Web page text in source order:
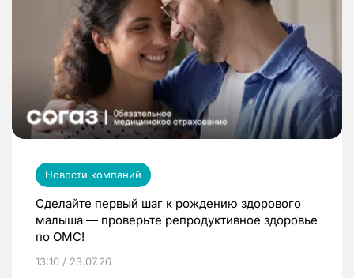
Новости компаний
Сделайте первый шаг к рождению здорового
малыша — проверьте репродуктивное здоровье
по ОМС!
13:10 / 23.07.26